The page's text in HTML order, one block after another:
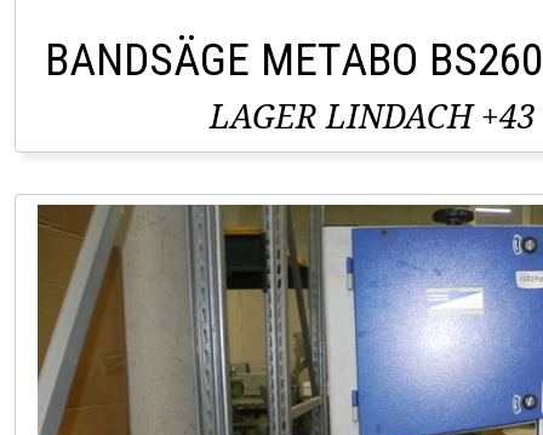
BANDSÄGE METABO
LAGER LINDACH